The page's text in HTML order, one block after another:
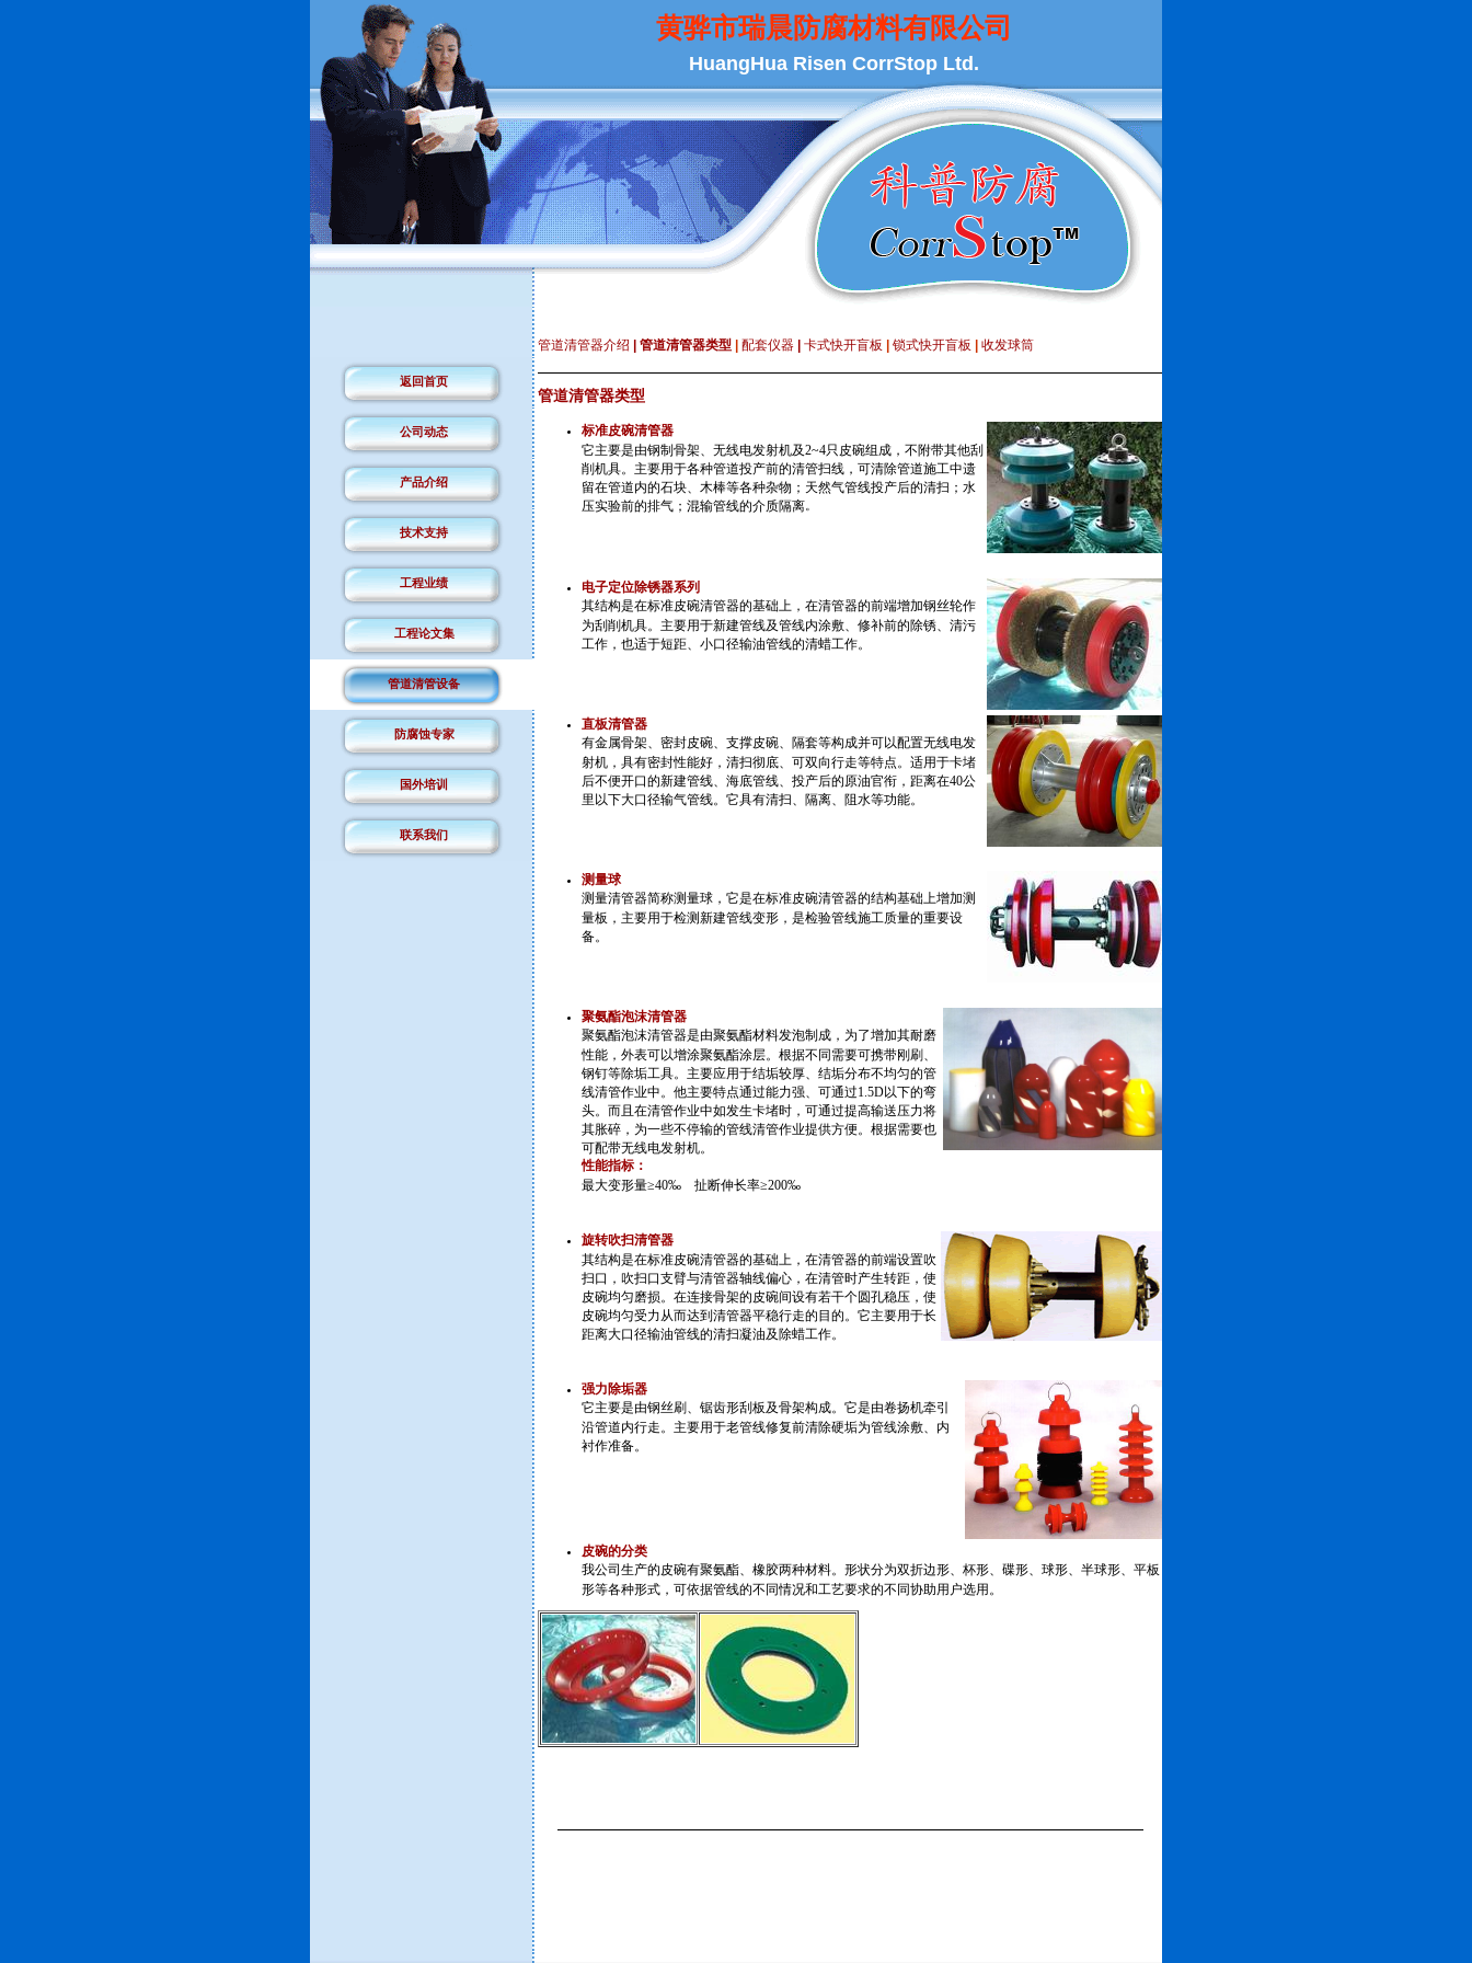
黄骅市瑞晨防腐材料有限公司
HuangHua Risen CorrStop Ltd.
返回首页
公司动态
产品介绍
技术支持
工程业绩
工程论文集
管道清管设备
防腐蚀专家
国外培训
联系我们
管道清管器介绍 管道清管器类型 配套仪器 卡式快开盲板 锁式快开盲板 收发球筒
管道清管器类型
标准皮碗清管器
它主要是由钢制骨架、无线电发射机及2~4只皮碗组成，不附带其他刮
削机具。主要用于各种管道投产前的清管扫线，可清除管道施工中遗
留在管道内的石块、木棒等各种杂物；天然气管线投产后的清扫；水
压实验前的排气；混输管线的介质隔离。
电子定位除锈器系列
其结构是在标准皮碗清管器的基础上，在清管器的前端增加钢丝轮作
为刮削机具。主要用于新建管线及管线内涂敷、修补前的除锈、清污
工作，也适于短距、小口径输油管线的清蜡工作。
直板清管器
有金属骨架、密封皮碗、支撑皮碗、隔套等构成并可以配置无线电发
射机，具有密封性能好，清扫彻底、可双向行走等特点。适用于卡堵
后不便开口的新建管线、海底管线、投产后的原油官衔，距离在40公
里以下大口径输气管线。它具有清扫、隔离、阻水等功能。
测量球
测量清管器简称测量球，它是在标准皮碗清管器的结构基础上增加测
量板，主要用于检测新建管线变形，是检验管线施工质量的重要设
备。
聚氨酯泡沫清管器
聚氨酯泡沫清管器是由聚氨酯材料发泡制成，为了增加其耐磨
性能，外表可以增涂聚氨酯涂层。根据不同需要可携带刚刷、
钢钉等除垢工具。主要应用于结垢较厚、结垢分布不均匀的管
线清管作业中。他主要特点通过能力强、可通过1.5D以下的弯
头。而且在清管作业中如发生卡堵时，可通过提高输送压力将
其胀碎，为一些不停输的管线清管作业提供方便。根据需要也
可配带无线电发射机。
性能指标：
最大变形量≥40‰ 扯断伸长率≥200‰
旋转吹扫清管器
其结构是在标准皮碗清管器的基础上，在清管器的前端设置吹
扫口，吹扫口支臂与清管器轴线偏心，在清管时产生转距，使
皮碗均匀磨损。在连接骨架的皮碗间设有若干个圆孔稳压，使
皮碗均匀受力从而达到清管器平稳行走的目的。它主要用于长
距离大口径输油管线的清扫凝油及除蜡工作。
强力除垢器
它主要是由钢丝刷、锯齿形刮板及骨架构成。它是由卷扬机牵引
沿管道内行走。主要用于老管线修复前清除硬垢为管线涂敷、内
衬作准备。
皮碗的分类
我公司生产的皮碗有聚氨酯、橡胶两种材料。形状分为双折边形、杯形、碟形、球形、半球形、平板
形等各种形式，可依据管线的不同情况和工艺要求的不同协助用户选用。